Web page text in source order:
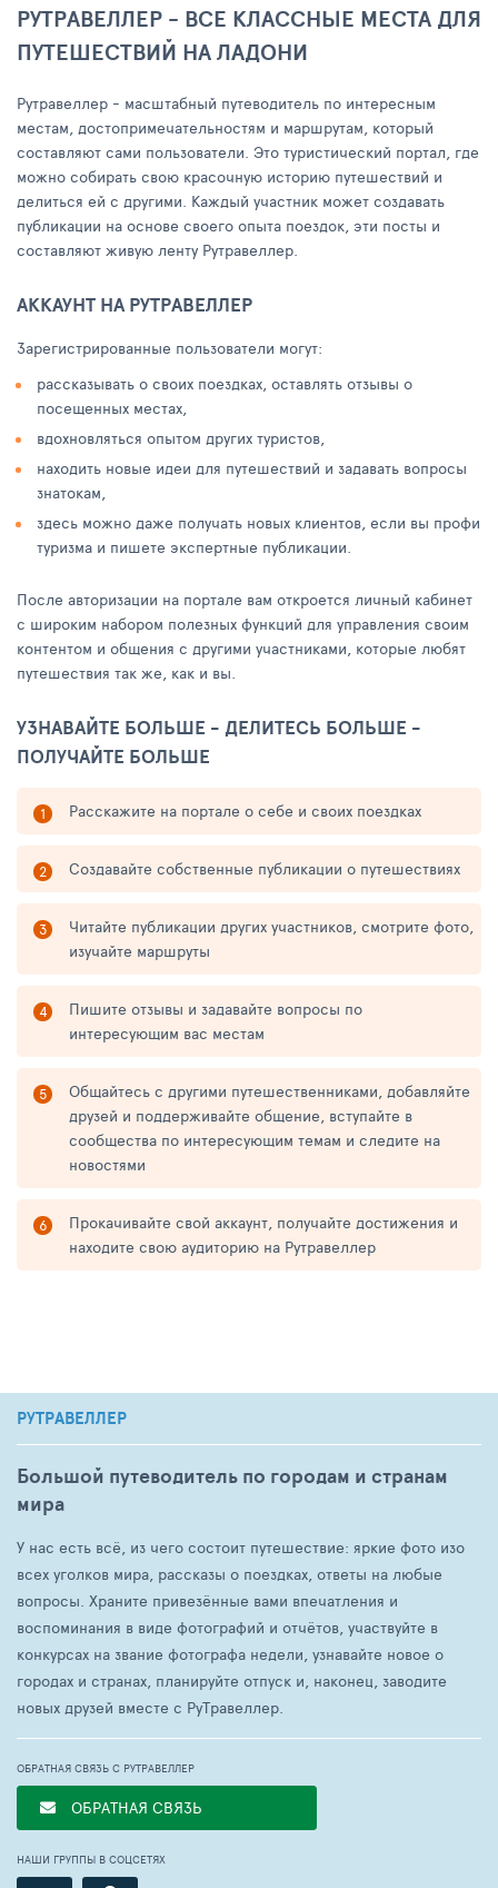
РУТРАВЕЛЛЕР - ВСЕ КЛАССНЫЕ МЕСТА ДЛЯ
ПУТЕШЕСТВИЙ НА ЛАДОНИ
Рутравеллер - масштабный путеводитель по интересным
местам, достопримечательностям и маршрутам, который
составляют сами пользователи. Это туристический портал, где
можно собирать свою красочную историю путешествий и
делиться ей с другими. Каждый участник может создавать
публикации на основе своего опыта поездок, эти посты и
составляют живую ленту Рутравеллер.
АККАУНТ НА РУТРАВЕЛЛЕР
Зарегистрированные пользователи могут:
рассказывать о своих поездках, оставлять отзывы о
посещенных местах,
вдохновляться опытом других туристов,
находить новые идеи для путешествий и задавать вопросы
знатокам,
здесь можно даже получать новых клиентов, если вы профи
туризма и пишете экспертные публикации.
После авторизации на портале вам откроется личный кабинет
с широким набором полезных функций для управления своим
контентом и общения с другими участниками, которые любят
путешествия так же, как и вы.
УЗНАВАЙТЕ БОЛЬШЕ - ДЕЛИТЕСЬ БОЛЬШЕ -
ПОЛУЧАЙТЕ БОЛЬШЕ
Расскажите на портале о себе и своих поездках
Создавайте собственные публикации о путешествиях
Читайте публикации других участников, смотрите фото,
изучайте маршруты
Пишите отзывы и задавайте вопросы по
интересующим вас местам
Общайтесь с другими путешественниками, добавляйте
друзей и поддерживайте общение, вступайте в
сообщества по интересующим темам и следите на
новостями
Прокачивайте свой аккаунт, получайте достижения и
находите свою аудиторию на Рутравеллер
РУТРАВЕЛЛЕР
Большой путеводитель по городам и странам
мира
У нас есть всё, из чего состоит путешествие: яркие фото изо
всех уголков мира, рассказы о поездках, ответы на любые
вопросы. Храните привезённые вами впечатления и
воспоминания в виде фотографий и отчётов, участвуйте в
конкурсах на звание фотографа недели, узнавайте новое о
городах и странах, планируйте отпуск и, наконец, заводите
новых друзей вместе с РуТравеллер.
ОБРАТНАЯ СВЯЗЬ С РУТРАВЕЛЛЕР
ОБРАТНАЯ СВЯЗЬ
НАШИ ГРУППЫ В СОЦСЕТЯХ